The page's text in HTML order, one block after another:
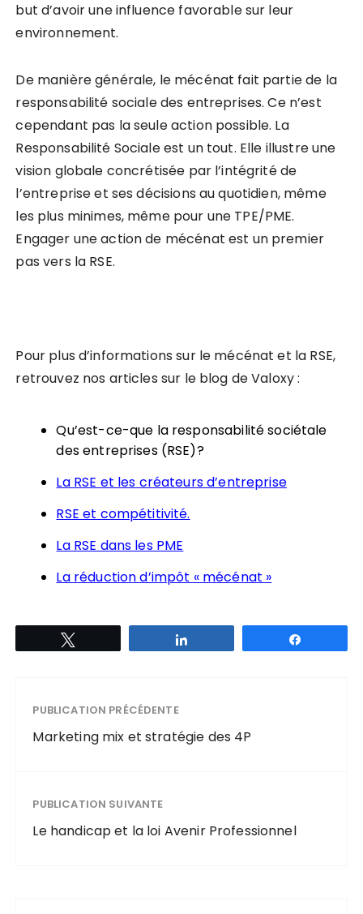
but d’avoir une influence favorable sur leur
environnement.
De manière générale, le mécénat fait partie de la
responsabilité sociale des entreprises. Ce n’est
cependant pas la seule action possible. La
Responsabilité Sociale est un tout. Elle illustre une
vision globale concrétisée par l’intégrité de
l’entreprise et ses décisions au quotidien, même
les plus minimes, même pour une TPE/PME.
Engager une action de mécénat est un premier
pas vers la RSE.
Pour plus d’informations sur le mécénat et la RSE,
retrouvez nos articles sur le blog de Valoxy :
Qu’est-ce-que la responsabilité sociétale
des entreprises (RSE)?
La RSE et les créateurs d’entreprise
RSE et compétitivité.
La RSE dans les PME
La réduction d’impôt « mécénat »
PUBLICATION PRÉCÉDENTE
Marketing mix et stratégie des 4P
PUBLICATION SUIVANTE
Le handicap et la loi Avenir Professionnel